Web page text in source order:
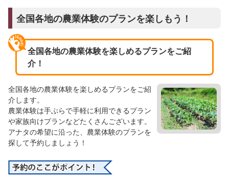
全国各地の農業体験のプランを楽しもう！
全国各地の農業体験を楽しめるプランをご紹
介！
全国各地の農業体験を楽しめるプランをご紹
介します。
農業体験は手ぶらで手軽に利用できるプラン
や家族向けプランなどたくさんございます。
アナタの希望に沿った、農業体験のプランを
探して予約しましょう！